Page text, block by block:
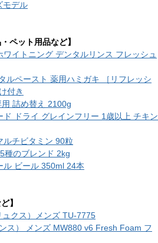
モデル
ペット用品など】
イトニング デンタルリンス フレッシュ
ルペースト 薬用ハミガキ ［リフレッシ
付き
詰め替え 2100g
ド ドライ グレインフリー 1歳以上 チキン
ルチビタミン 90粒
種のブレンド 2kg
ル ビール 350ml 24本
】
クス）メンズ TU-7775
ス） メンズ MW880 v6 Fresh Foam フ